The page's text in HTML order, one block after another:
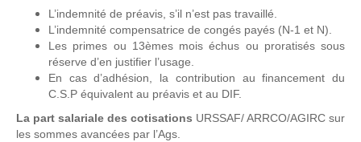
L’indemnité de préavis, s’il n’est pas travaillé.
L’indemnité compensatrice de congés payés (N-1 et N).
Les primes ou 13èmes mois échus ou proratisés sous
réserve d’en justifier l’usage.
En cas d’adhésion, la contribution au financement du
C.S.P équivalent au préavis et au DIF.
La part salariale des cotisations URSSAF/ ARRCO/AGIRC sur
les sommes avancées par l’Ags.